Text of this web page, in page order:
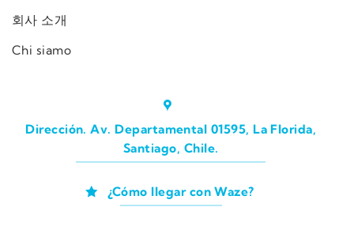
회사 소개
Chi siamo
Dirección. Av. Departamental 01595, La Florida,
Santiago, Chile.
¿Cómo llegar con Waze?